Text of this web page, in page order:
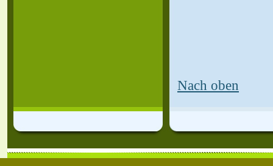
Nach oben